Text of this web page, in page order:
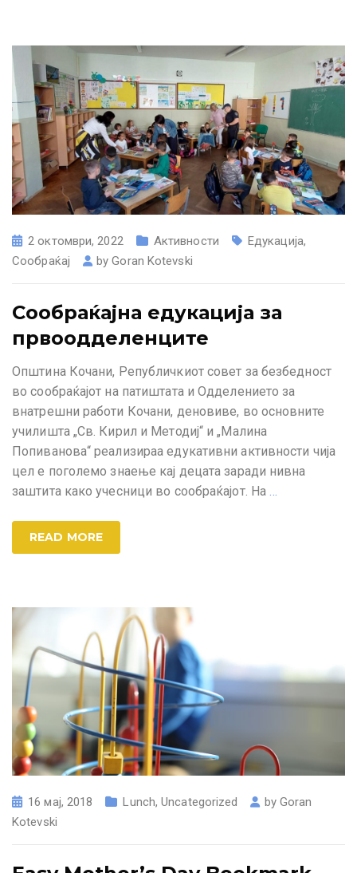
2 октомври, 2022 Активности Едукација,
Сообраќај
byGoran Kotevski
Сообраќајна едукација за
првоодделенците
Општина Кочани, Републичкиот совет за безбедност
во сообраќајот на патиштата и Одделението за
внатрешни работи Кочани, деновиве, во основните
училишта „Св. Кирил и Методиј“ и „Малина
Попиванова“ реализираа едукативни активности чија
цел е поголемо знаење кај децата заради нивна
заштита како учесници во сообраќајот. На
READ MORE
16 мај, 2018 Lunch,Uncategorized by Goran
Kotevski